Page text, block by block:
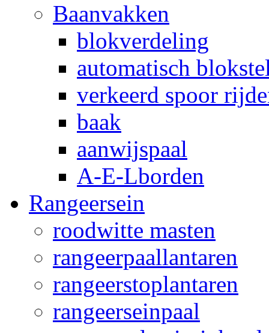
Baanvakken
blokverdeling
automatisch
verkeerd spoor
baak
aanwijspaal
A-E-Lborden
Rangeersein
roodwitte masten
rangeerpaallantaren
rangeerstoplantaren
rangeerseinpaal